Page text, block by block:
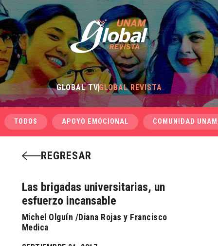
GLOBAL TVGLOBAL REVISTA
TODOS APOYO EMOCIONAL COMUNIDAD UNAM
REGRESAR
Las brigadas universitarias, un
esfuerzo incansable
Michel Olguín /Diana Rojas y Francisco
Medica